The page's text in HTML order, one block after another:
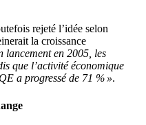
rejeté l’idée selon
la croissance
lancement en 2005, les
que l’activité économique
a progressé de 71 % ».